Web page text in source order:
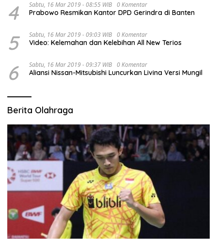
4 Sabtu, 16 Mar 2019 - 08:55 WIB 0 Komentar
Prabowo Resmikan Kantor DPD Gerindra di Banten
5 Sabtu, 16 Mar 2019 - 09:03 WIB 0 Komentar
Video: Kelemahan dan Kelebihan All New Terios
6 Sabtu, 16 Mar 2019 - 09:37 WIB 0 Komentar
Aliansi Nissan-Mitsubishi Luncurkan Livina Versi Mungil
Berita Olahraga